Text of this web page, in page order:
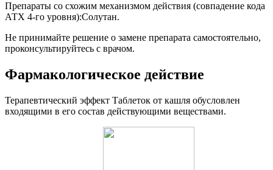
Препараты со схожим механизмом действия (совпадение кода
АТХ 4-го уровня):Солутан.
Не принимайте решение о замене препарата самостоятельно,
проконсультируйтесь с врачом.
Фармакологическое действие
Терапевтический эффект Таблеток от кашля обусловлен
входящими в его состав действующими веществами.